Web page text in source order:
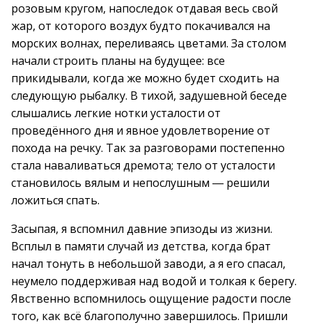
розовым кругом, напоследок отдавая весь свой
жар, от которого воздух будто покачивался на
морских волнах, переливаясь цветами. За столом
начали строить планы на будущее: все
прикидывали, когда же можно будет сходить на
следующую рыбалку. В тихой, задушевной беседе
слышались легкие нотки усталости от
проведённого дня и явное удовлетворение от
похода на речку. Так за разговорами постепенно
стала наваливаться дремота; тело от усталости
становилось вялым и непослушным ― решили
ложиться спать.
Засыпая, я вспомнил давние эпизоды из жизни.
Всплыл в памяти случай из детства, когда брат
начал тонуть в небольшой заводи, а я его спасал,
неумело поддерживая над водой и толкая к берегу.
Явственно вспомнилось ощущение радости после
того, как всё благополучно завершилось. Пришли